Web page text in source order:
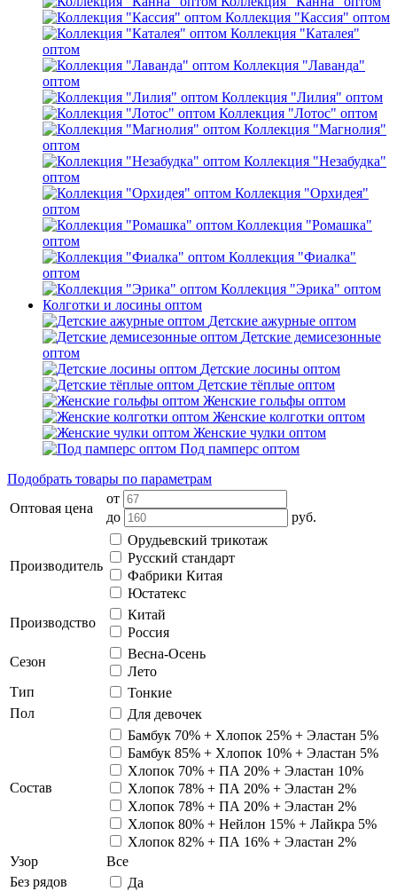
Коллекция "Кассия" оптом
Коллекция "Каталея"
оптом
Коллекция "Лаванда"
оптом
Коллекция "Лилия" оптом
Коллекция "Лотос" оптом
Коллекция "Магнолия"
оптом
Коллекция "Незабудка"
оптом
Коллекция "Орхидея"
оптом
Коллекция "Ромашка"
оптом
Коллекция "Фиалка"
оптом
Коллекция "Эрика" оптом
Колготки и лосины оптом
Детские ажурные оптом
Детские демисезонные
оптом
Детские лосины оптом
Детские тёплые оптом
Женские гольфы оптом
Женские колготки оптом
Женские чулки оптом
Под памперс оптом
Подобрать товары по параметрам
Оптовая цена
от
до
руб.
Производитель
Орудьевский трикотаж
Русский стандарт
Фабрики Китая
Юстатекс
Производство
Китай
Россия
Сезон
Весна-Осень
Лето
Тип
Тонкие
Пол
Для девочек
Состав
Бамбук 70% + Хлопок 25% + Эластан 5%
Бамбук 85% + Хлопок 10% + Эластан 5%
Хлопок 70% + ПА 20% + Эластан 10%
Хлопок 78% + ПА 20% + Эластан 2%
Хлопок 78% + ПА 20% + Эластан 2%
Хлопок 80% + Нейлон 15% + Лайкра 5%
Хлопок 82% + ПА 16% + Эластан 2%
Узор
Все
Без рядов
Да